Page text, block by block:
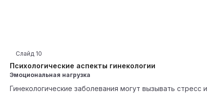
Психологические аспекты гинекологии
Слайд 10
Эмоциональная нагрузка
Гинекологические заболевания могут вызывать стресс и